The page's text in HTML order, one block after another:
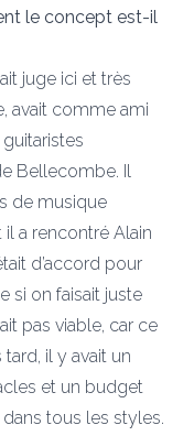
le concept est-il
juge ici et très
avait comme ami
Bellecombe. Il
de musique
a rencontré Alain
d’accord pour
si on faisait juste
pas viable, car ce
il y avait un
et un budget
tous les styles.